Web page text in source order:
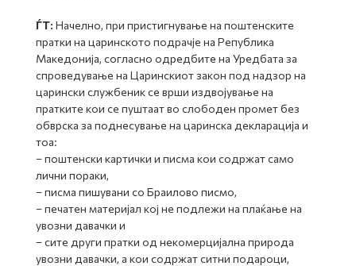
ЃТ: Начелно, при пристигнување на поштенските
пратки на царинското подрачје на Република
Македонија, согласно одредбите на Уредбата за
спроведување на Царинскиот закон под надзор на
царински службеник се врши издвојување на
пратките кои се пуштаат во слободен промет без
обврска за поднесување на царинска декларација и
тоа:
– поштенски картички и писма кои содржат само
лични пораки,
– писма пишувани со Браилово писмо,
– печатен материјал кој не подлежи на плаќање на
увозни давачки и
– сите други пратки од некомерцијална природа
увозни давачки, а кои содржат ситни подароци,